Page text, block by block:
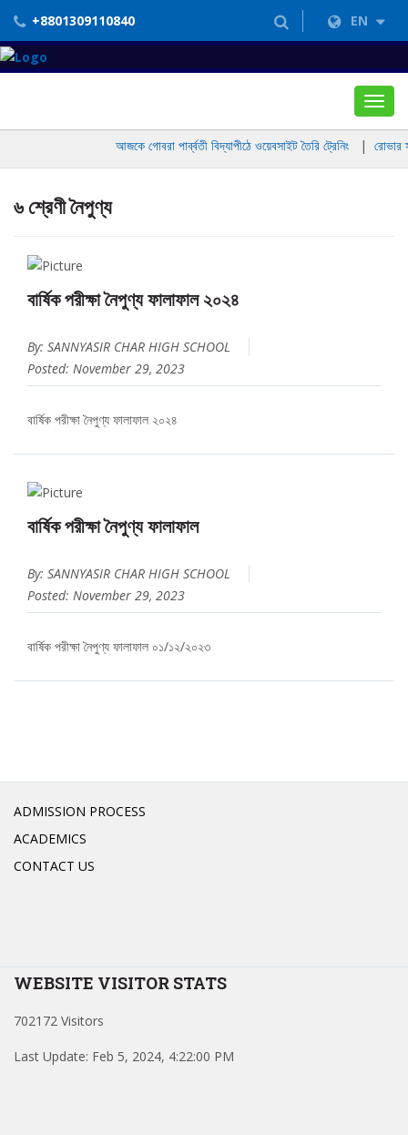
+8801309110840 EN
আজকে গোবরা পার্ব্বতী বিদ্যাপীঠে ওয়েবসাইট তৈরি ট্রেনিং| রোভার
৬ শ্রেণী নৈপুণ্য
বার্ষিক পরীক্ষা নৈপুণ্য ফালাফাল ২০২৪
By: SANNYASIR CHAR HIGH SCHOOL
Posted: November 29, 2023
বার্ষিক পরীক্ষা নৈপুণ্য ফালাফাল ২০২৪
বার্ষিক পরীক্ষা নৈপুণ্য ফালাফাল
By: SANNYASIR CHAR HIGH SCHOOL
Posted: November 29, 2023
বার্ষিক পরীক্ষা নৈপুণ্য ফালাফাল ০১/১২/২০২৩
ADMISSION PROCESS
ACADEMICS
CONTACT US
WEBSITE VISITOR STATS
702172 Visitors
Last Update: Feb 5, 2024, 4:22:00 PM